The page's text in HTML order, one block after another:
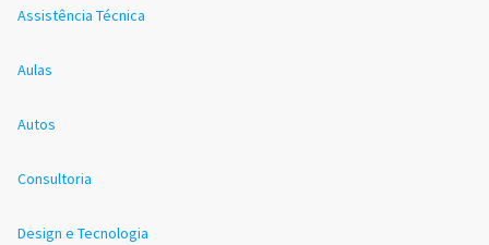
Assistência Técnica
Aulas
Autos
Consultoria
Design e Tecnologia